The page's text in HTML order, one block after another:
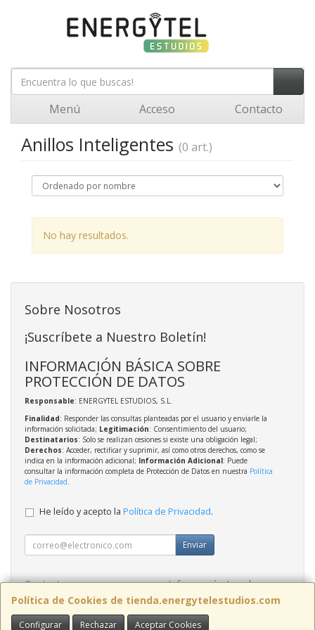
Menú Acceso Contacto
Anillos Inteligentes (0 art.)
No hay resultados.
Política de Cookies de tienda.energytelestudios.com
Configurar Rechazar Aceptar Cookies
Sobre Nosotros
¡Suscríbete a Nuestro Boletín!
INFORMACIÓN BÁSICA SOBRE
PROTECCIÓN DE DATOS
Responsable: ENERGYTEL ESTUDIOS, S.L.
Finalidad: Responder las consultas planteadas por el usuario y enviarle la
información solicitada; Legitimación: Consentimiento del usuario;
Destinatarios: Solo se realizan cesiones si existe una obligación legal;
Derechos: Acceder, rectificar y suprimir, así como otros derechos, como se
indica en la información adicional; Información Adicional: Puede
consultar la información completa de Protección de Datos en nuestra Política
de Privacidad.
He leído y acepto la Política de Privacidad.
Enviar
Contacto
Información Legal
Política Privacidad
Política de Cookies